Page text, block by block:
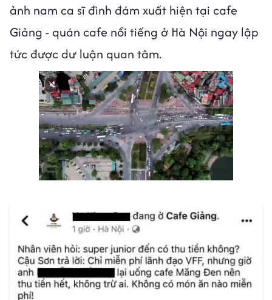
ảnh nam ca sĩ đình đám xuất hiện tại cafe
Giảng - quán cafe nổi tiếng ở Hà Nội ngay lập
tức được dư luận quan tâm.